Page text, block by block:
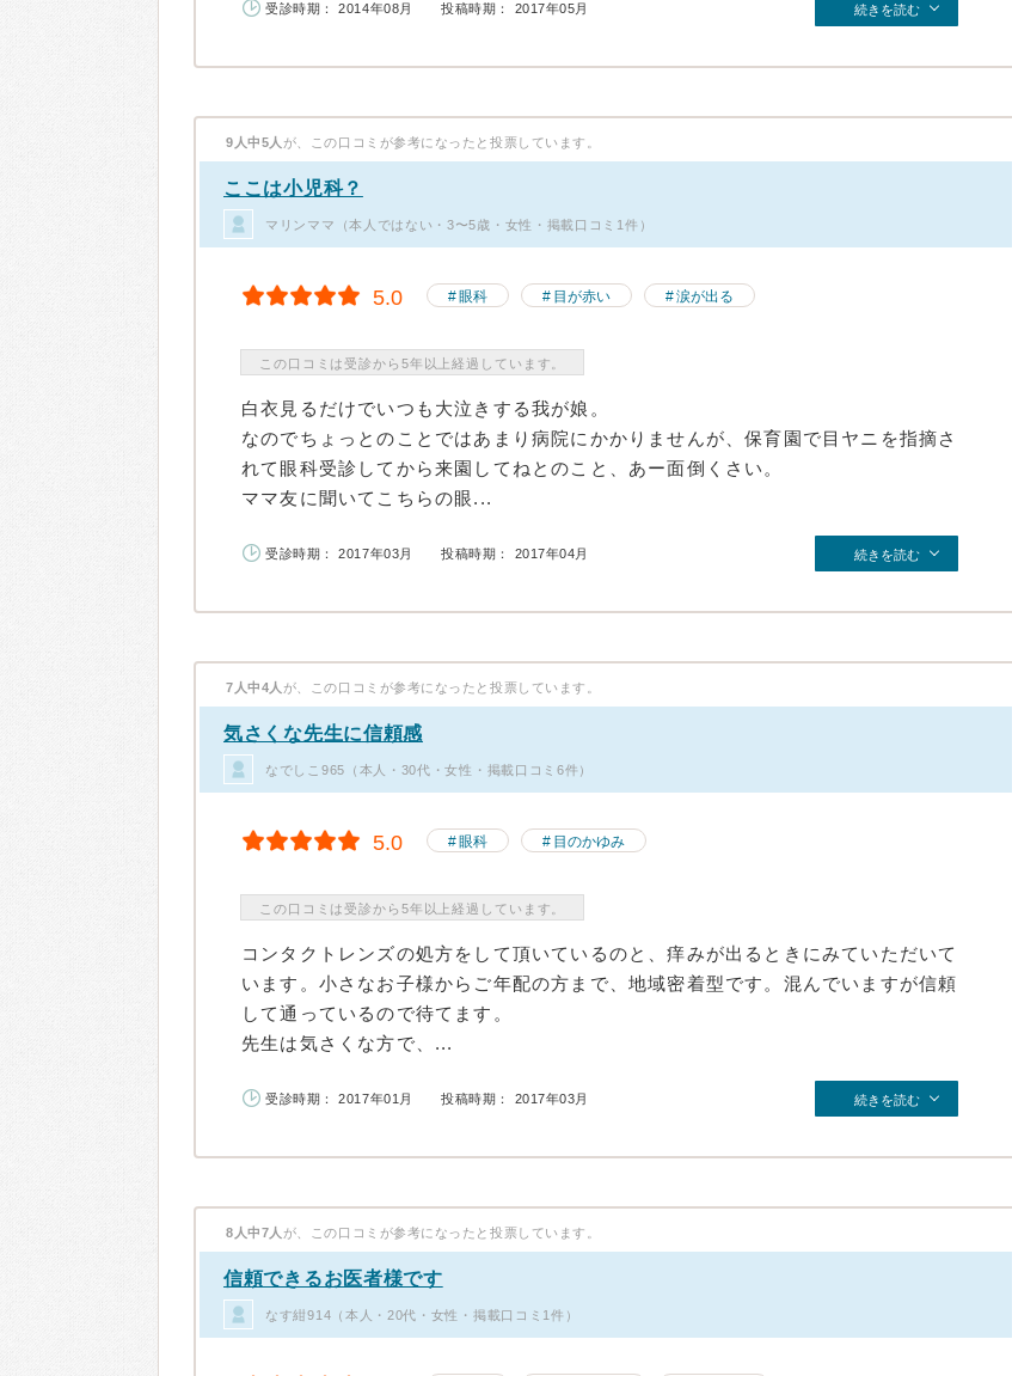
受診時期： 2014年08月 投稿時期： 2017年05月 続きを読む
9人中5人 が、この口コミが参考になったと投票しています。
ここは小児科？
マリンママ（本人ではない・3〜5歳・女性・掲載口コミ1件）
5.0 眼科 目が赤い 涙が出る
この口コミは受診から5年以上経過しています。
白衣見るだけでいつも大泣きする我が娘。
なのでちょっとのことではあまり病院にかかりませんが、保育園で目ヤニを指摘さ
れて眼科受診してから来園してねとのこと、あー面倒くさい。
ママ友に聞いてこちらの眼...
受診時期： 2017年03月 投稿時期： 2017年04月 続きを読む
7人中4人 が、この口コミが参考になったと投票しています。
気さくな先生に信頼感
なでしこ965（本人・30代・女性・掲載口コミ6件）
5.0 眼科 目のかゆみ
この口コミは受診から5年以上経過しています。
コンタクトレンズの処方をして頂いているのと、痒みが出るときにみていただいて
います。小さなお子様からご年配の方まで、地域密着型です。混んでいますが信頼
して通っているので待てます。
先生は気さくな方で、...
受診時期： 2017年01月 投稿時期： 2017年03月 続きを読む
8人中7人 が、この口コミが参考になったと投票しています。
信頼できるお医者様です
なす紺914（本人・20代・女性・掲載口コミ1件）